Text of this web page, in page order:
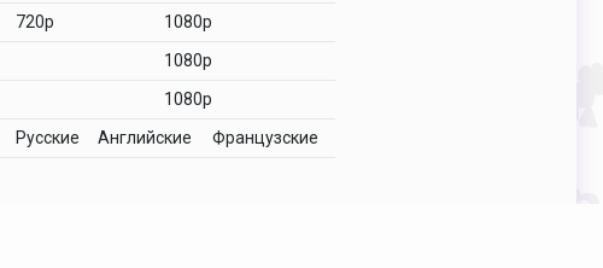
720p
1080p
1080p
1080p
Русские Английские Французские